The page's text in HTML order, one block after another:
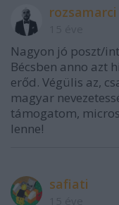
rozsamarci
Nagyon jó poszt/
Bécsben anno azt
erőd. Végülis az,
magyar
támogatom,
lenne!
safiati